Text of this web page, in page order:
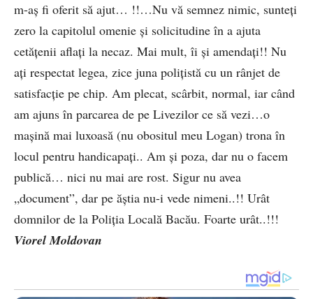
m-aș fi oferit să ajut… !!…Nu vă semnez nimic, sunteți
zero la capitolul omenie și solicitudine în a ajuta
cetățenii aflați la necaz. Mai mult, îi și amendați!! Nu
ați respectat legea, zice juna polițistă cu un rânjet de
satisfacție pe chip. Am plecat, scârbit, normal, iar când
am ajuns în parcarea de pe Livezilor ce să vezi…o
mașină mai luxoasă (nu obositul meu Logan) trona în
locul pentru handicapați.. Am și poza, dar nu o facem
publică… nici nu mai are rost. Sigur nu avea
„document”, dar pe ăștia nu-i vede nimeni..!! Urât
domnilor de la Poliția Locală Bacău. Foarte urât..!!!
Viorel Moldovan